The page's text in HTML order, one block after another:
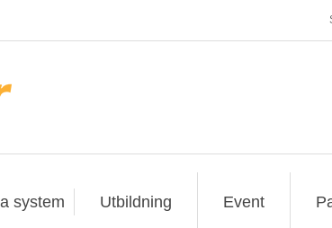
system Utbildning Event